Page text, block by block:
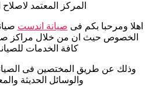
المركز المعتمد
اهلا ومرحبا بكم فى صيانة اندست
الخصوص حيث ان من خلال مراكز
كافة الخدمات
وذلك عن طريق المختصين فى
والوسائل الحديثة